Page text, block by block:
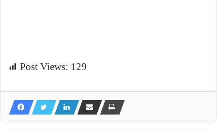
Post Views: 129